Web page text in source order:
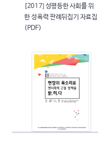
[2017] 성평등한 사회를 위
한 성폭력 판례뒤집기 자료집
(PDF)